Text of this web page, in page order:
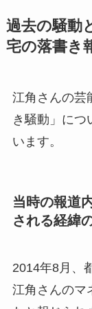
過去の騒動
宅の落書き
江角さんの芸
き騒動」につ
います。
当時の報道
される経緯
2014年8月、
江角さんのマ